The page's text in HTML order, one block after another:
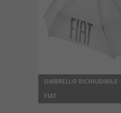
OMBRELLO RICHIUDIBILE -
FIAT